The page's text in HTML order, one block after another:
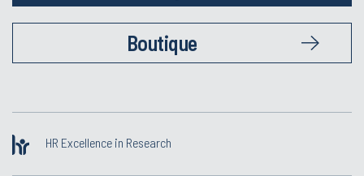
Boutique
HR Excellence in Research